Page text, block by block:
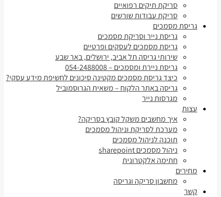
סריקת תיקים רפואיים
סריקת עבודות שורשים
גריסת מסמכים
גריסת נייר וסריקת מסמכים
גריסת מסמכים לעסקים ופרטיים
שירותי גריסה תל אביב, ירושלים, באר שבע
גריסת ניירת ומסמכים – 054-2488008
כיצד גריסת מסמכים מקטינה סיכונים לחשיפת מידע עסקי?
גריסה באתר הלקוח – משאית הגרוסמוביל
מגרסות נייר
עצות
איך מחשבים משקל קובץ בסריקה?
מערכת לסריקת וניהול מסמכים
תוכנה לניהול מסמכים
ניהול מסמכים sharepoint
חתימה אלקטרונית
מחירים
מחשבון סריקה וגריסה
קשר